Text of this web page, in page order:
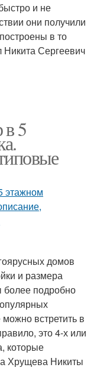
и не
они получили
в то
Никита Сергеевич
в 5
домов
и размера
подробно
встретить в
это 4-х или
которые
Хрущева Никиты